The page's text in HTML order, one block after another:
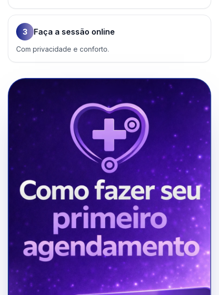
3 Faça a sessão online
Com privacidade e conforto.